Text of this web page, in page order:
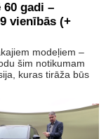
gadi –
vienībās (+
modeļiem –
šim notikumam
kuras tirāža būs